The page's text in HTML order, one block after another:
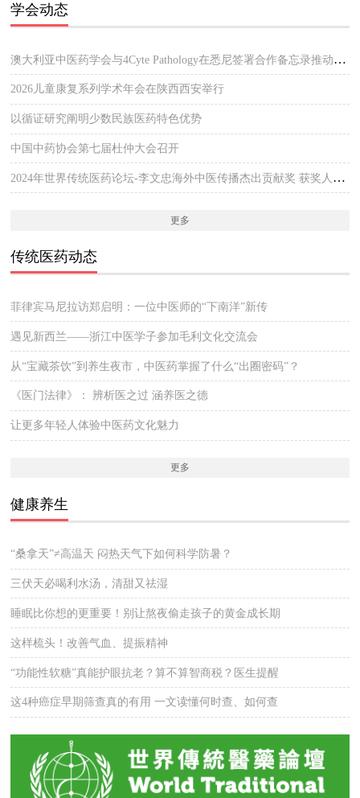
学会动态
澳大利亚中医药学会与4Cyte Pathology在悉尼签署合作备忘录推动中医临床与现代病理检测协作 开启澳大利亚中医专业发展新篇章
2026儿童康复系列学术年会在陕西西安举行
以循证研究阐明少数民族医药特色优势
中国中药协会第七届杜仲大会召开
2024年世界传统医药论坛-李文忠海外中医传播杰出贡献奖 获奖人员公示
更多
传统医药动态
菲律宾马尼拉访郑启明：一位中医师的“下南洋”新传
遇见新西兰——浙江中医学子参加毛利文化交流会
从“宝藏茶饮”到养生夜市，中医药掌握了什么“出圈密码”？
《医门法律》： 辨析医之过 涵养医之德
让更多年轻人体验中医药文化魅力
更多
健康养生
“桑拿天”≠高温天 闷热天气下如何科学防暑？
三伏天必喝利水汤，清甜又祛湿
睡眠比你想的更重要！别让熬夜偷走孩子的黄金成长期
这样梳头！改善气血、提振精神
“功能性软糖”真能护眼抗老？算不算智商税？医生提醒
这4种癌症早期筛查真的有用 一文读懂何时查、如何查